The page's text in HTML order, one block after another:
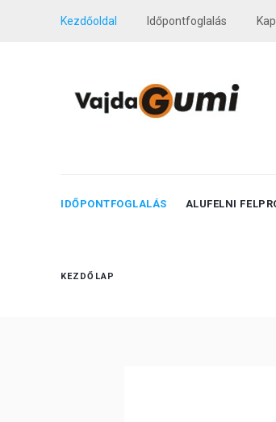
Kezdőoldal Időpontfoglalás
IDŐPONTFOGLALÁS ALUFELNI
KEZDŐLAP